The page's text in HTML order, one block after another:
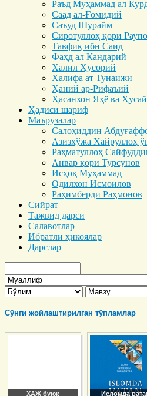
Раъд Муҳаммад ал
Саад ал-Ғомидий
Саъуд Шурайм
Сиротуллоҳ қори
Тавфиқ ибн Саид
Фаҳд ал Кандарий
Халил Ҳусорий
Халифа ат Тунаижи
Ҳаний ар-Рифаъий
Ҳасанхон Яҳё ва
Ҳадиси шариф
Маърузалар
Салоҳиддин
Азизхўжа Хайруллоҳ
Раҳматуллоҳ
Анвар қори Турсунов
Исҳоқ Муҳаммад
Одилхон Исмоилов
Раҳимберди Раҳмонов
Сийрат
Тажвид дарси
Салавотлар
Ибратли ҳикоялар
Дарслар
Сўнги жойлаштирилган тўпламлар
ҲАЖ буюк
Исломда